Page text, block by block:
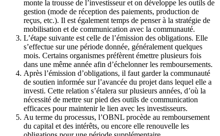
monte la trousse de l’investisseur et on développe les outils de
gestion (mode de réception des paiements, production de
reçus, etc.). Il est également temps de penser à la stratégie de
mobilisation et de communication avec la communauté.
L’étape suivante est celle de l’émission des obligations. Elle
s’effectue sur une période donnée, généralement quelques
mois. Certains organismes préfèrent émettre plusieurs fois
dans une même année afin d’échelonner les remboursements.
Après l’émission d’obligations, il faut garder la communauté
de soutien informée sur l’avancée du projet dans lequel elle a
investi. Cette relation s’étalera sur plusieurs années, d’où la
nécessité de mettre sur pied des outils de communication
efficaces pour maintenir le lien avec les investisseurs.
Au terme du processus, l’OBNL procède au remboursement
du capital et des intérêts, ou encore elle renouvelle les